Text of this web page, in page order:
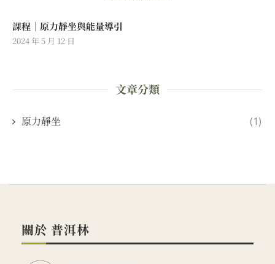
課程｜原力靜坐與能量導引
2024 年 5 月 12 日
文章分類
原力靜坐 (1)
關於 普洱林